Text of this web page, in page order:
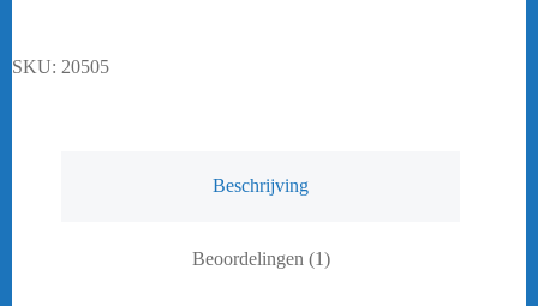
SKU: 20505
Beschrijving
Beoordelingen (1)